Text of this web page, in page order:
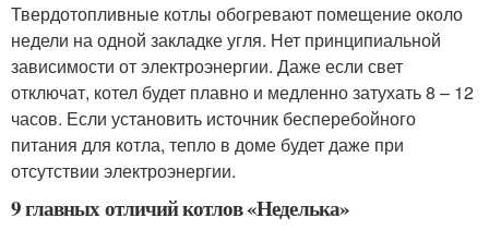
Твердотопливные котлы обогревают помещение около
недели на одной закладке угля. Нет принципиальной
зависимости от электроэнергии. Даже если свет
отключат, котел будет плавно и медленно затухать 8 – 12
часов. Если установить источник бесперебойного
питания для котла, тепло в доме будет даже при
отсутствии электроэнергии.
9 главных отличий котлов «Неделька»